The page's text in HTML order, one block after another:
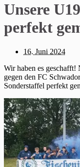
Unsere
perfekt
16. Juni 2024
Wir haben es geschafft!
gegen den FC
Sonderstaffel perfekt